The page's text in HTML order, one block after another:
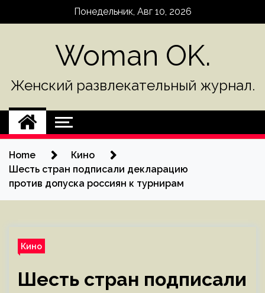
Понедельник, Авг 10, 2026
Woman OK.
Женский развлекательный журнал.
Home
Кино
Шесть стран подписали декларацию
против допуска россиян к турнирам
Кино
Шесть стран подписали